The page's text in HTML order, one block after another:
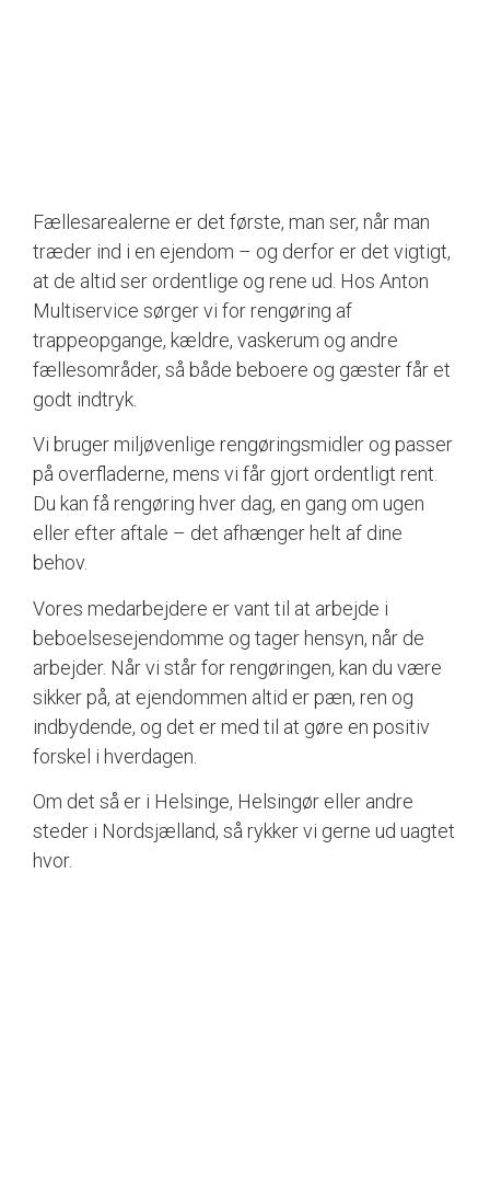
Fællesarealerne er det første, man ser, når man
træder ind i en ejendom – og derfor er det vigtigt,
at de altid ser ordentlige og rene ud. Hos Anton
Multiservice sørger vi for rengøring af
trappeopgange, kældre, vaskerum og andre
fællesområder, så både beboere og gæster får et
godt indtryk.
Vi bruger miljøvenlige rengøringsmidler og passer
på overfladerne, mens vi får gjort ordentligt rent.
Du kan få rengøring hver dag, en gang om ugen
eller efter aftale – det afhænger helt af dine
behov.
Vores medarbejdere er vant til at arbejde i
beboelsesejendomme og tager hensyn, når de
arbejder. Når vi står for rengøringen, kan du være
sikker på, at ejendommen altid er pæn, ren og
indbydende, og det er med til at gøre en positiv
forskel i hverdagen.
Om det så er i Helsinge, Helsingør eller andre
steder i Nordsjælland, så rykker vi gerne ud uagtet
hvor.